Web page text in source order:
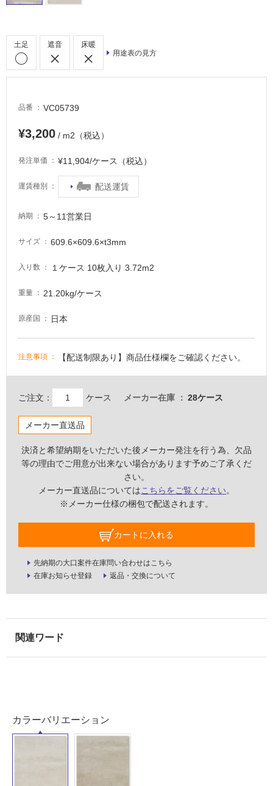
土足 遮音
床暖
用途表の見方
品番 VC05739
¥3,200 / m2（税込）
発注単価 ¥11,904/ケース（税込）
運賃種別 配送運賃
納期 5～11営業日
サイズ 609.6×609.6×t3mm
入り数 １ケース 10枚入り 3.72m2
重量 21.20kg/ケース
原産国 日本
注意事項 【配送制限あり】商品仕様欄をご確認ください。
ご注文： ケース メーカー在庫 28ケース
メーカー直送品
決済と希望納期をいただいた後メーカー発注を行う為、欠品
等の理由でご用意が出来ない場合があります予めご了承くだ
さい。
メーカー直送品についてはこちらをご覧ください。
※メーカー仕様の梱包で配送されます。
カートに入れる
先納期の大口案件在庫問い合わせはこちら
在庫お知らせ登録
返品・交換について
カラーバリエーション
車
非
常
に
て
る
適
い
注
が
要
し
て
い
な
い
屋
室
使
用
使
用
可
能
外)